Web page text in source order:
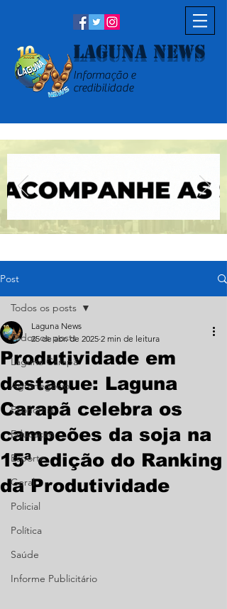
Laguna News
Informação e
credibilidade
Post
Todos os posts
Laguna Carapã
Agronegócio
Economia
Educação
Esporte
Geral
Policial
Política
Saúde
Informe Publicitário
Todos os posts
Produtividade em
destaque: Laguna
Carapã celebra os
campeões da soja na
15ª edição do Ranking
da Produtividade
Laguna News
25 de abr. de 2025 2 min de leitura